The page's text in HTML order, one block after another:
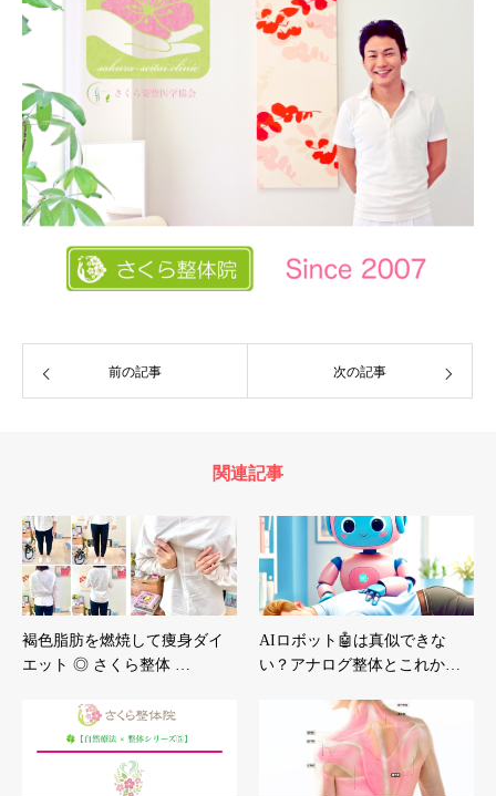
前の記事 次の記事
関連記事
褐色脂肪を燃焼して痩身ダイ
エット ◎ さくら整体 …
AIロボット🤖は真似できな
い？アナログ整体とこれか…